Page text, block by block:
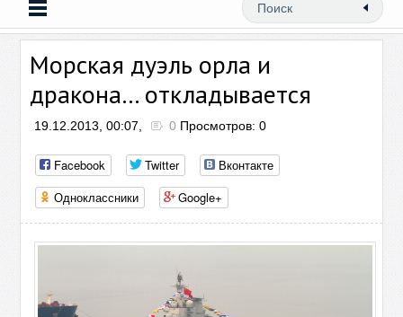
Морская дуэль орла и
дракона… откладывается
19.12.2013, 00:07, 0 Просмотров: 0
Facebook Twitter
Вконтакте
Одноклассники
Google+